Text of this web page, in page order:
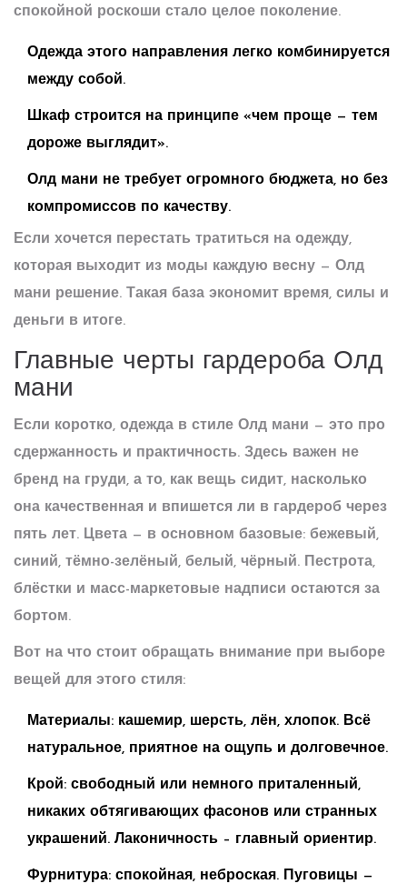
спокойной роскоши стало целое поколение.
Одежда этого направления легко комбинируется
между собой.
Шкаф строится на принципе «чем проще — тем
дороже выглядит».
Олд мани не требует огромного бюджета, но без
компромиссов по качеству.
Если хочется перестать тратиться на одежду,
которая выходит из моды каждую весну — Олд
мани решение. Такая база экономит время, силы и
деньги в итоге.
Главные черты гардероба Олд
мани
Если коротко, одежда в стиле Олд мани — это про
сдержанность и практичность. Здесь важен не
бренд на груди, а то, как вещь сидит, насколько
она качественная и впишется ли в гардероб через
пять лет. Цвета — в основном базовые: бежевый,
синий, тёмно-зелёный, белый, чёрный. Пестрота,
блёстки и масс-маркетовые надписи остаются за
бортом.
Вот на что стоит обращать внимание при выборе
вещей для этого стиля:
Материалы: кашемир, шерсть, лён, хлопок. Всё
натуральное, приятное на ощупь и долговечное.
Крой: свободный или немного приталенный,
никаких обтягивающих фасонов или странных
украшений. Лаконичность – главный ориентир.
Фурнитура: спокойная, неброская. Пуговицы —